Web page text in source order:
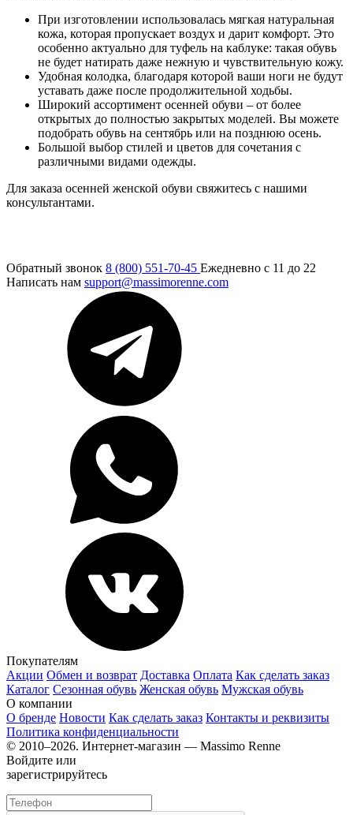
При изготовлении использовалась мягкая натуральная
кожа, которая пропускает воздух и дарит комфорт. Это
особенно актуально для туфель на каблуке: такая обувь
не будет натирать даже нежную и чувствительную кожу.
Удобная колодка, благодаря которой ваши ноги не будут
уставать даже после продолжительной ходьбы.
Широкий ассортимент осенней обуви – от более
открытых до полностью закрытых моделей. Вы можете
подобрать обувь на сентябрь или на позднюю осень.
Большой выбор стилей и цветов для сочетания с
различными видами одежды.
Для заказа осенней женской обуви свяжитесь с нашими
консультантами.
Обратный звонок 8 (800) 551-70-45 Ежедневно с 11 до 22
Написать нам support@massimorenne.com
Покупателям
Акции Обмен и возврат Доставка Оплата Как сделать заказ
Каталог Сезонная обувь Женская обувь Мужская обувь
О компании
О бренде Новости Как сделать заказ Контакты и реквизиты
Политика конфиденциальности
© 2010–2026. Интернет-магазин — Massimo Renne
Войдите или
зарегистрируйтесь